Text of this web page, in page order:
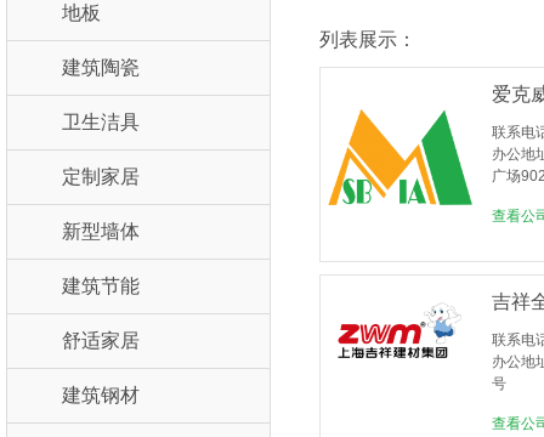
地板
建筑陶瓷
卫生洁具
定制家居
新型墙体
建筑节能
舒适家居
建筑钢材
列表展示：
爱克
联系电
办公地
广场
查看公
吉祥
联系电
办公地
号
查看公